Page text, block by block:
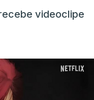
videoclipe